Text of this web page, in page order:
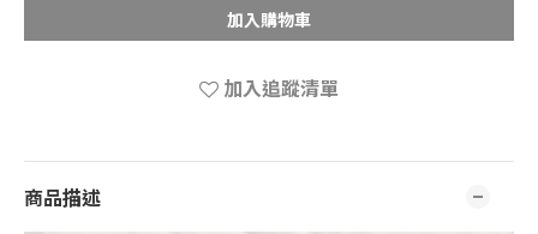
加入購物車
加入追蹤清單
商品描述